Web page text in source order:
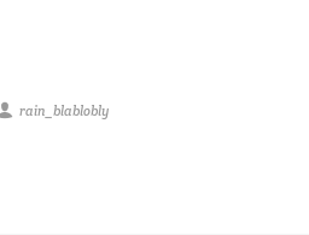
rain_blablobly